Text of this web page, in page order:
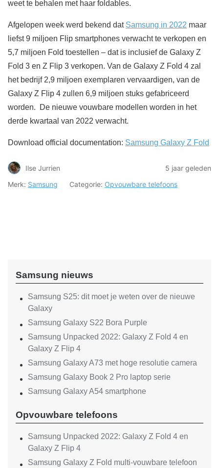
weet te behalen met haar foldables.
Afgelopen week werd bekend dat Samsung in 2022 maar
liefst 9 miljoen Flip smartphones verwacht te verkopen en
5,7 miljoen Fold toestellen – dat is inclusief de Galaxy Z
Fold 3 en Z Flip 3 verkopen. Van de Galaxy Z Fold 4 zal
het bedrijf 2,9 miljoen exemplaren vervaardigen, van de
Galaxy Z Flip 4 zullen 6,9 miljoen stuks gefabriceerd
worden. De nieuwe vouwbare modellen worden in het
derde kwartaal van 2022 verwacht.
Download official documentation: Samsung Galaxy Z Fold
Ilse Jurrien
5 jaar geleden
Merk: Samsung Categorie: Opvouwbare telefoons
Samsung nieuws
Samsung S25: dit moet je weten over de nieuwe
Galaxy
Samsung Galaxy S22 Bora Purple
Samsung Unpacked 2022: Galaxy Z Fold 4 en
Galaxy Z Flip 4
Samsung Galaxy A73 met hoge resolutie camera
Samsung Galaxy Book 2 Pro laptop serie
Samsung Galaxy A54 smartphone
Opvouwbare telefoons
Samsung Unpacked 2022: Galaxy Z Fold 4 en
Galaxy Z Flip 4
Samsung Galaxy Z Fold multi-vouwbare telefoon